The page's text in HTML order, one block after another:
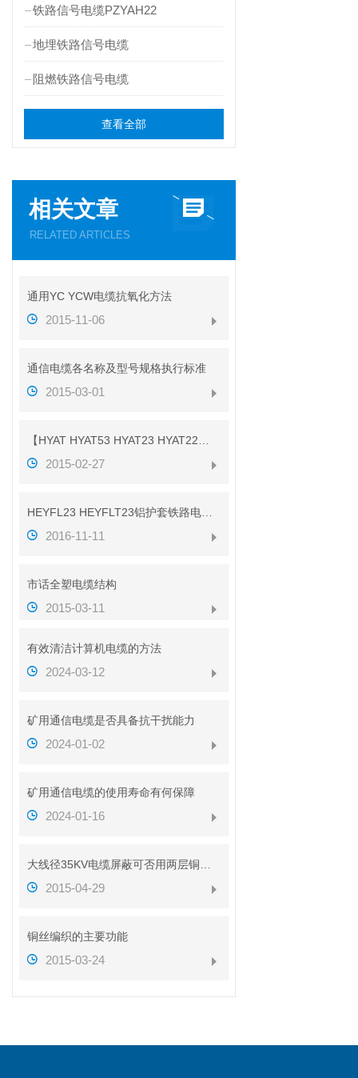
铁路信号电缆PZYAH22
地埋铁路信号电缆
阻燃铁路信号电缆
查看全部
相关文章
RELATED ARTICLES
通用YC YCW电缆抗氧化方法
2015-11-06
通信电缆各名称及型号规格执行标准
2015-03-01
2015-02-27
2016-11-11
市话全塑电缆结构
2015-03-11
有效清洁计算机电缆的方法
2024-03-12
矿用通信电缆是否具备抗干扰能力
2024-01-02
矿用通信电缆的使用寿命有何保障
2024-01-16
2015-04-29
铜丝编织的主要功能
2015-03-24